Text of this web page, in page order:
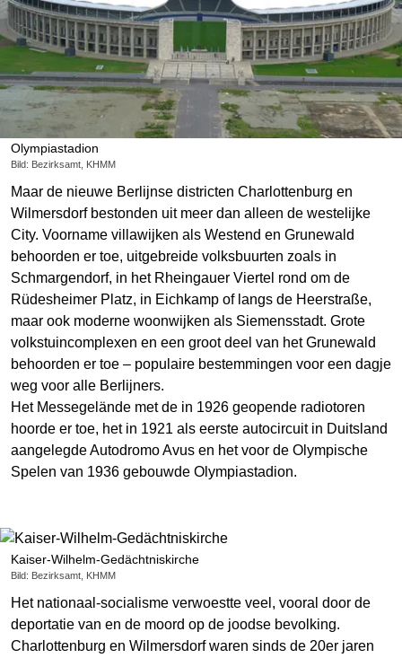
Olympiastadion
Bild: Bezirksamt, KHMM
Maar de nieuwe Berlijnse districten Charlottenburg en
Wilmersdorf bestonden uit meer dan alleen de westelijke
City. Voorname villawijken als Westend en Grunewald
behoorden er toe, uitgebreide volksbuurten zoals in
Schmargendorf, in het Rheingauer Viertel rond om de
Rüdesheimer Platz, in Eichkamp of langs de Heerstraße,
maar ook moderne woonwijken als Siemensstadt. Grote
volkstuincomplexen en een groot deel van het Grunewald
behoorden er toe – populaire bestemmingen voor een dagje
weg voor alle Berlijners.
Het Messegelände met de in 1926 geopende radiotoren
hoorde er toe, het in 1921 als eerste autocircuit in Duitsland
aangelegde Autodromo Avus en het voor de Olympische
Spelen van 1936 gebouwde Olympiastadion.
Kaiser-Wilhelm-Gedächtniskirche
Bild: Bezirksamt, KHMM
Het nationaal-socialisme verwoestte veel, vooral door de
deportatie van en de moord op de joodse bevolking.
Charlottenburg en Wilmersdorf waren sinds de 20er jaren